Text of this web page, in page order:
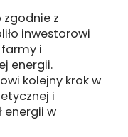
zgodnie z
inwestorowi
i
energii.
kolejny krok w
i
energii w